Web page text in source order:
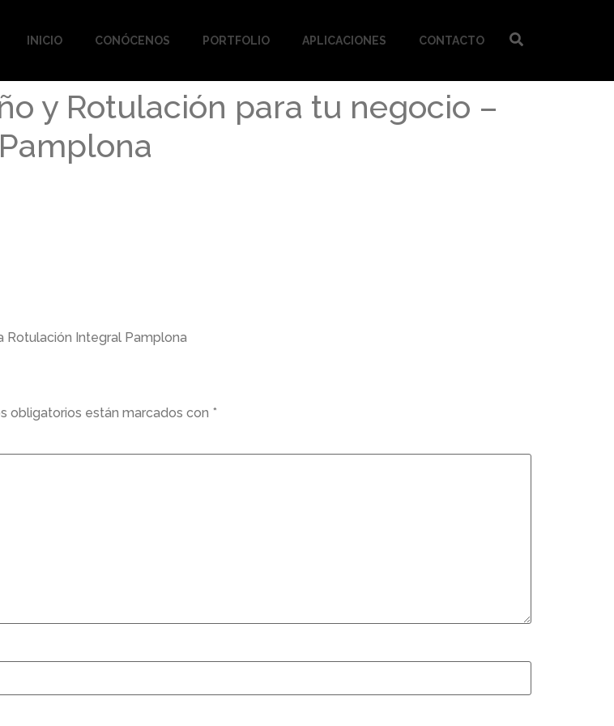
INICIO CONÓCENOS PORTFOLIO APLICACIONES CONTACTO
y Rotulación para tu negocio –
Rotulación Integral Pamplona
obligatorios están marcados con *